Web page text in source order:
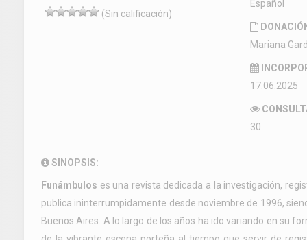
(Sin calificación)
Español
Mariana
17.06.2025
30
SINOPSIS:
Funámbulos es una revista dedicada a la investigación,
publica ininterrumpidamente desde noviembre de 1996,
Buenos Aires. A lo largo de los años ha ido variando en su